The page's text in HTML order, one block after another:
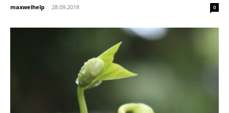
maxwelhelp - 28.09.2018 0